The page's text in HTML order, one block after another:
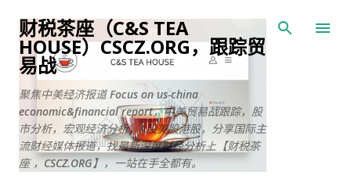
跳至主要内容
财税茶座（C&S TEA
HOUSE）CSCZ.ORG，跟踪贸
易战
聚焦中美经济报道 Focus on us-china
economic&financial report，中美贸易战跟踪，股
市分析，宏观经济分析，A股美股港股，分享国际主
流财经媒体报道，找最新深度财经分析上【财税茶
座 ，CSCZ.ORG】，一站在手全都有。